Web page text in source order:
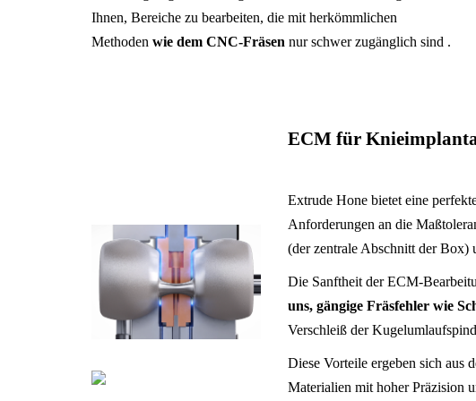
Ihnen, Bereiche zu bearbeiten, die mit herkömmlichen
Methoden wie dem CNC-Fräsen nur schwer zugänglich sind .
ECM für
Extrude Hone bietet eine
Anforderungen an die
(der zentrale Abschnitt der Box)
Die Sanftheit der ECM-
uns, gängige Fräsfehler wie
Verschleiß der
Diese Vorteile ergeben sich aus
Materialien mit hoher Präzision